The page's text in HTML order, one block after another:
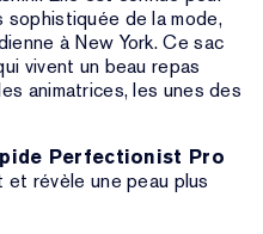
sophistiquée de la mode,
à New York. Ce sac
vivent un beau repas
animatrices, les unes des
Perfectionist Pro
révèle une peau plus